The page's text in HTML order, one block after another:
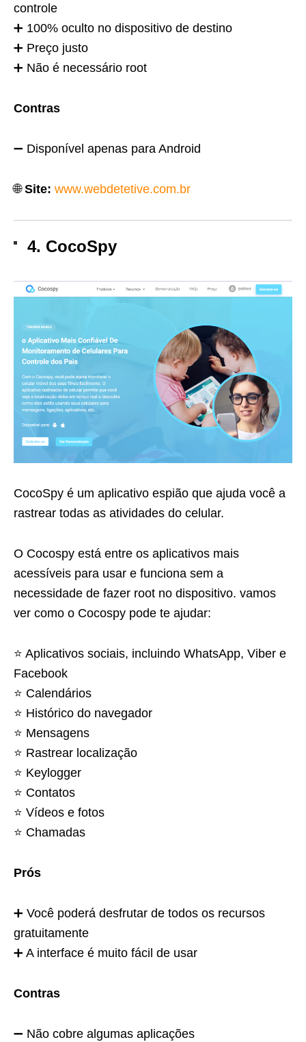
controle
➕ 100% oculto no dispositivo de destino
➕ Preço justo
➕ Não é necessário root
Contras
➖ Disponível apenas para Android
🌐Site: www.webdetetive.com.br
4. CocoSpy
CocoSpy é um aplicativo espião que ajuda você a
rastrear todas as atividades do celular.
O Cocospy está entre os aplicativos mais
acessíveis para usar e funciona sem a
necessidade de fazer root no dispositivo. vamos
ver como o Cocospy pode te ajudar:
⭐️ Aplicativos sociais, incluindo WhatsApp, Viber e
Facebook
⭐️ Calendários
⭐️ Histórico do navegador
⭐️ Mensagens
⭐️ Rastrear localização
⭐️ Keylogger
⭐️ Contatos
⭐️ Vídeos e fotos
⭐️ Chamadas
Prós
➕ Você poderá desfrutar de todos os recursos
gratuitamente
➕ A interface é muito fácil de usar
Contras
➖ Não cobre algumas aplicações